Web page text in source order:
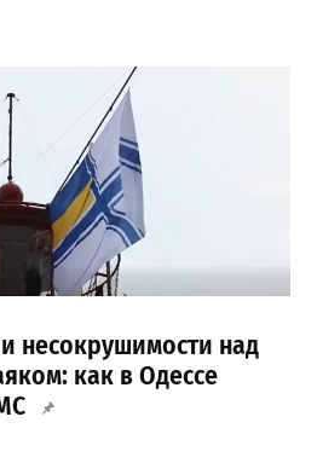
несокрушимости над
как в Одессе